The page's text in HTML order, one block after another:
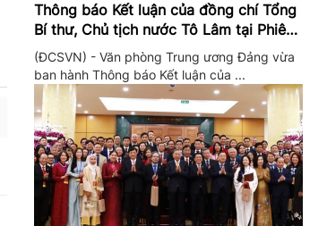
Thông báo Kết luận của đồng chí Tổng
Bí thư, Chủ tịch nước Tô Lâm tại Phiên
họp Ban Chỉ đạo Trung ương thực hiện
Nghị quyết 57
(ĐCSVN) - Văn phòng Trung ương Đảng vừa
ban hành Thông báo Kết luận của ...